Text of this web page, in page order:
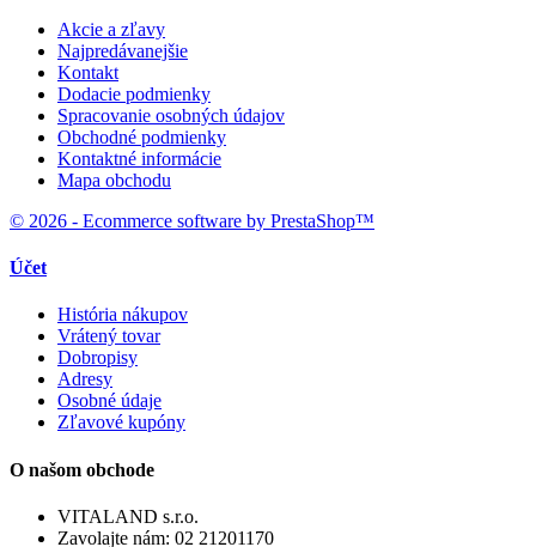
Akcie a zľavy
Najpredávanejšie
Kontakt
Dodacie podmienky
Spracovanie osobných údajov
Obchodné podmienky
Kontaktné informácie
Mapa obchodu
© 2026 - Ecommerce software by PrestaShop™
Účet
História nákupov
Vrátený tovar
Dobropisy
Adresy
Osobné údaje
Zľavové kupóny
O našom obchode
VITALAND s.r.o.
Zavolajte nám: 02 21201170